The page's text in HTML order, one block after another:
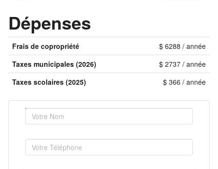
Dépenses
Frais de copropriété
$ 6288 / année
Taxes municipales (2026)
$ 2737 / année
Taxes scolaires (2025)
$ 366 / année